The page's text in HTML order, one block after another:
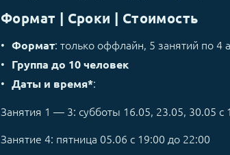
Формат | Сроки | Стоимость
Формат: только оффлайн, 5 занятий по 4
Группа до 10 человек
Даты и время*:
Занятия 1 — 3: субботы 16.05, 23.05, 30.05 с
Занятие 4: пятница 05.06 с 19:00 до 22:00